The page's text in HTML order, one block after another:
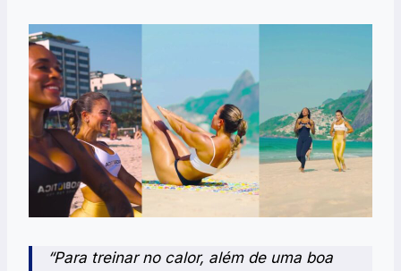
“Para treinar no calor, além de uma boa